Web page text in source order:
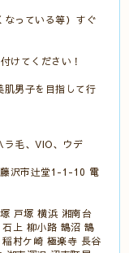
なっている等）すぐ
けてください！
肌男子を目指して行
ラ毛、VIO、ウデ
沢市辻堂1-1-10 電
戸塚 横浜 湘南台
上 柳小路 鵠沼 鵠
村ケ崎 極楽寺 長谷